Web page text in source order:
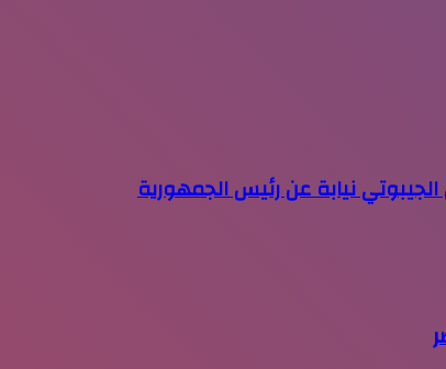
نيابة عن رئيس الجمهورية